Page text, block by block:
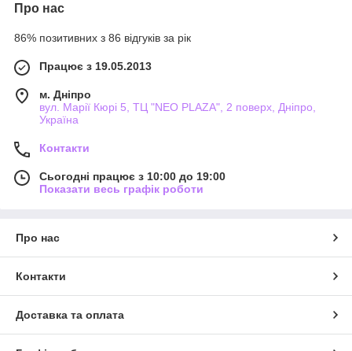
Про нас
86% позитивних з 86 відгуків за рік
Працює з 19.05.2013
м. Дніпро
вул. Марії Кюрі 5, ТЦ "NEO PLAZA", 2 поверх, Дніпро,
Україна
Контакти
Сьогодні працює з 10:00 до 19:00
Показати весь графік роботи
Про нас
Контакти
Доставка та оплата